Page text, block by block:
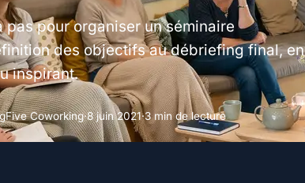
pour organiser un séminaire
des objectifs au débriefing final, en
inspirant.
Coworking·8 juin 2021·3 min de lecture